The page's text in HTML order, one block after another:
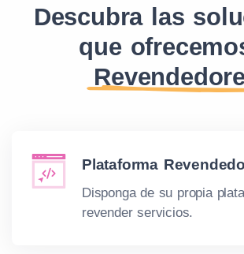
Descubra las
que
Plataforma
Disponga de su propia
revender servicios.